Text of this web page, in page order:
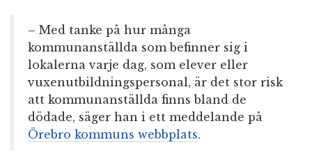
– Med tanke på hur många
kommunanställda som befinner sig i
lokalerna varje dag, som elever eller
vuxenutbildningspersonal, är det stor risk
att kommunanställda finns bland de
dödade, säger han i ett meddelande på
Örebro kommuns webbplats.